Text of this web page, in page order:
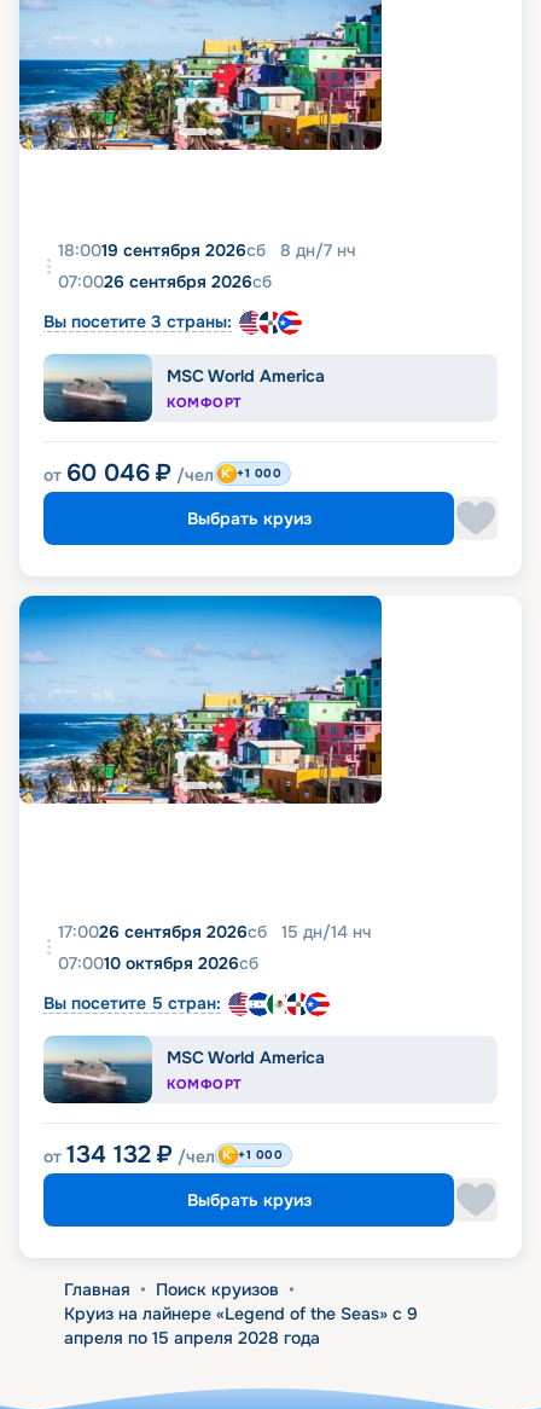
18:0019 сентября 2026сб 8 дн/7 нч
07:0026 сентября 2026сб
Вы посетите 3 страны:
MSC World America
КОМФОРТ
от 60 046 ₽ /чел +1 000
Выбрать круиз
17:0026 сентября 2026сб 15 дн/14 нч
07:0010 октября 2026сб
Вы посетите 5 стран:
MSC World America
КОМФОРТ
от 134 132 ₽ /чел +1 000
Выбрать круиз
Главная • Поиск круизов •
Круиз на лайнере «Legend of the Seas» с 9
апреля по 15 апреля 2028 года